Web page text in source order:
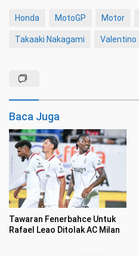
Honda MotoGP Motor
Takaaki Nakagami Valentino
Baca Juga
Tawaran Fenerbahce Untuk
Rafael Leao Ditolak AC Milan